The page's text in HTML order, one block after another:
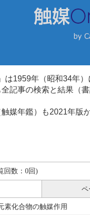
は1959年（昭和34年
記事の検索と結果（
媒年鑑）も2021年
回数：0回)
ペ
素化合物の触媒作用